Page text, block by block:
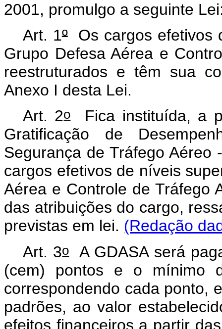
2001, promulgo a seguinte
Art. 1ºOs cargos efetivos
Grupo Defesa Aérea e
reestruturados e têm sua
Anexo I desta Lei.
Art. 2oFica instituída, a
Gratificação de
Segurança de Tráfego Aéreo
cargos efetivos de níveis
Aérea e Controle de Tráfego
das atribuições do cargo,
previstas em lei. (Redação
Art. 3oA GDASA será
(cem) pontos e o mínimo
correspondendo cada ponto,
padrões, ao valor
efeitos financeiros a partir